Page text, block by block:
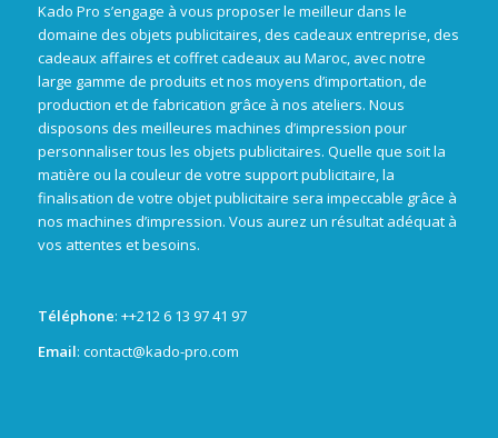
Kado Pro s’engage à vous proposer le meilleur dans le
domaine des objets publicitaires, des cadeaux entreprise, des
cadeaux affaires et coffret cadeaux au Maroc, avec notre
large gamme de produits et nos moyens d’importation, de
production et de fabrication grâce à nos ateliers. Nous
disposons des meilleures machines d’impression pour
personnaliser tous les objets publicitaires. Quelle que soit la
matière ou la couleur de votre support publicitaire, la
finalisation de votre objet publicitaire sera impeccable grâce à
nos machines d’impression. Vous aurez un résultat adéquat à
vos attentes et besoins.
Téléphone: ++212 6 13 97 41 97
Email: contact@kado-pro.com